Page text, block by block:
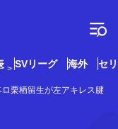
SVリーグ 海外 セ
栗栖留生が左アキレス腱